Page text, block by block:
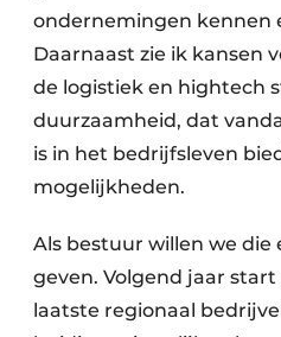
ondernemingen kennen
Daarnaast zie ik kansen
de logistiek en hightech
duurzaamheid, dat
is in het bedrijfsleven
mogelijkheden.
Als bestuur willen we die
geven. Volgend jaar
laatste regionaal